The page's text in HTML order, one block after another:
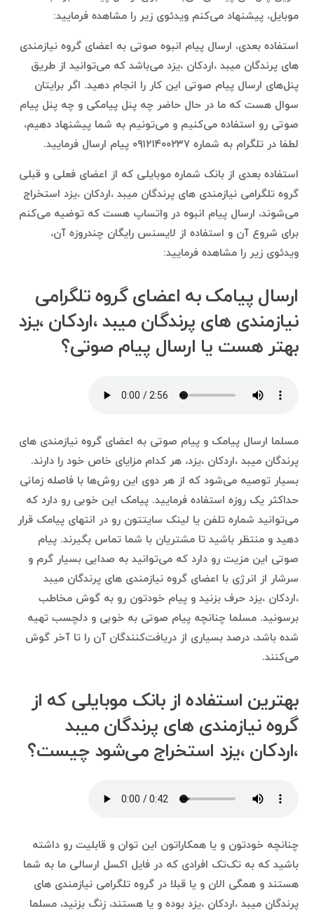
موبایل، پیشنهاد می‌کنم ویدئوی زیر را مشاهده فرمایید:
استفاده بعدی، ارسال پیام انبوه صوتی به اعضای گروه نیازمندی
های پرندگان میبد ،اردکان ،یزد می‌باشد که می‌توانید از طریق
پنل‌های ارسال پیام صوتی این کار را انجام دهید. اگر برایتان
سوال هست که ما در حال حاضر چه پنل پیامکی و چه پنل پیام
صوتی رو استفاده می‌کنیم و می‌تونیم به شما پیشنهاد دهیم،
لطفا در تلگرام به شماره ۰۹۱۲۱۴۰۰۲۳۷ پیام ارسال فرمایید.
استفاده بعدی از بانک شماره موبایلی که از اعضای فعلی و قبلی
گروه تلگرامی نیازمندی های پرندگان میبد ،اردکان ،یزد استخراج
می‌شوند، ارسال پیام انبوه در واتساپ هست که توضیه می‌کنم
برای شروع آن و استفاده از لایسنس رایگان چندروزه آن،
ویدئوی زیر را مشاهده فرمایید:
ارسال پیامک به اعضای گروه تلگرامی
نیازمندی های پرندگان میبد ،اردکان ،یزد
بهتر هست یا ارسال پیام صوتی؟
مسلما ارسال پیامک و پیام صوتی به اعضای گروه نیازمندی های
پرندگان میبد ،اردکان ،یزد، هر کدام مزایای خاص خود را دارند.
بسیار توصیه می‌شود که از هر دوی این روش‌ها با فاصله زمانی
حداکثر یک روزه استفاده فرمایید. پیامک این خوبی رو دارد که
می‌توانید شماره تلفن یا لینک سایتتون رو در انتهای پیامک قرار
دهید و منتظر باشید تا مشتریان با شما تماس بگیرند. پیام
صوتی این مزیت رو دارد که می‌توانید به صدایی بسیار گرم و
سرشار از انرژی با اعضای گروه نیازمندی های پرندگان میبد
،اردکان ،یزد حرف بزنید و پیام خودتون رو به گوش مخاطب
برسونید. مسلما چنانچه پیام صوتی به خوبی و دلچسب تهیه
شده باشد، درصد بسیاری از دریافت‌کنندگان آن را تا آخر گوش
می‌کنند.
بهترین استفاده‌ از بانک موبایلی که از
گروه نیازمندی های پرندگان میبد
،اردکان ،یزد استخراج می‌شود چیست؟
چنانچه خودتون و یا همکاراتون این توان و قابلیت رو داشته
باشید که به تک‌تک افرادی که در فایل اکسل ارسالی ما به شما
هستند و همگی الان و یا قبلا در گروه تلگرامی نیازمندی های
پرندگان میبد ،اردکان ،یزد بوده و یا هستند، زنگ بزنید، مسلما